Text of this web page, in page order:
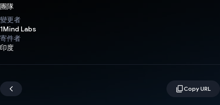
團隊
變更者
1Mind Labs
寄件者
印度